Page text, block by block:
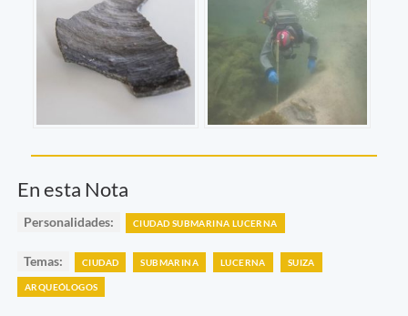
En esta Nota
Personalidades: CIUDAD SUBMARINA LUCERNA
Temas: CIUDAD SUBMARINA LUCERNA SUIZA
ARQUEÓLOGOS